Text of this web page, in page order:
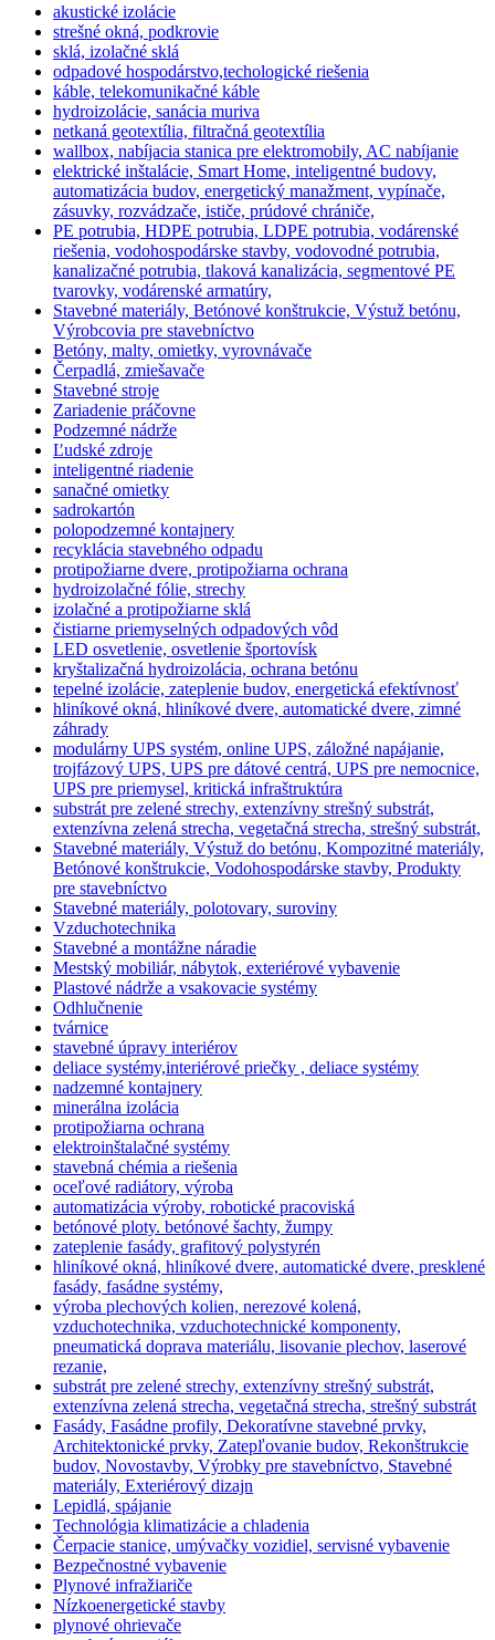
akustické izolácie
strešné okná, podkrovie
sklá, izolačné sklá
odpadové hospodárstvo,techologické riešenia
káble, telekomunikačné káble
hydroizolácie, sanácia muriva
netkaná geotextília, filtračná geotextília
wallbox, nabíjacia stanica pre elektromobily, AC nabíjanie
elektrické inštalácie, Smart Home, inteligentné budovy,
automatizácia budov, energetický manažment, vypínače,
zásuvky, rozvádzače, ističe, prúdové chrániče,
PE potrubia, HDPE potrubia, LDPE potrubia, vodárenské
riešenia, vodohospodárske stavby, vodovodné potrubia,
kanalizačné potrubia, tlaková kanalizácia, segmentové PE
tvarovky, vodárenské armatúry,
Stavebné materiály, Betónové konštrukcie, Výstuž betónu,
Výrobcovia pre stavebníctvo
Betóny, malty, omietky, vyrovnávače
Čerpadlá, zmiešavače
Stavebné stroje
Zariadenie práčovne
Podzemné nádrže
Ľudské zdroje
inteligentné riadenie
sanačné omietky
sadrokartón
polopodzemné kontajnery
recyklácia stavebného odpadu
protipožiarne dvere, protipožiarna ochrana
hydroizolačné fólie, strechy
izolačné a protipožiarne sklá
čistiarne priemyselných odpadových vôd
LED osvetlenie, osvetlenie športovísk
kryštalizačná hydroizolácia, ochrana betónu
tepelné izolácie, zateplenie budov, energetická efektívnosť
hliníkové okná, hliníkové dvere, automatické dvere, zimné
záhrady
modulárny UPS systém, online UPS, záložné napájanie,
trojfázový UPS, UPS pre dátové centrá, UPS pre nemocnice,
UPS pre priemysel, kritická infraštruktúra
substrát pre zelené strechy, extenzívny strešný substrát,
extenzívna zelená strecha, vegetačná strecha, strešný substrát,
Stavebné materiály, Výstuž do betónu, Kompozitné materiály,
Betónové konštrukcie, Vodohospodárske stavby, Produkty
pre stavebníctvo
Stavebné materiály, polotovary, suroviny
Vzduchotechnika
Stavebné a montážne náradie
Mestský mobiliár, nábytok, exteriérové vybavenie
Plastové nádrže a vsakovacie systémy
Odhlučnenie
tvárnice
stavebné úpravy interiérov
deliace systémy,interiérové priečky , deliace systémy
nadzemné kontajnery
minerálna izolácia
protipožiarna ochrana
elektroinštalačné systémy
stavebná chémia a riešenia
oceľové radiátory, výroba
automatizácia výroby, robotické pracoviská
betónové ploty. betónové šachty, žumpy
zateplenie fasády, grafitový polystyrén
hliníkové okná, hliníkové dvere, automatické dvere, presklené
fasády, fasádne systémy,
výroba plechových kolien, nerezové kolená,
vzduchotechnika, vzduchotechnické komponenty,
pneumatická doprava materiálu, lisovanie plechov, laserové
rezanie,
substrát pre zelené strechy, extenzívny strešný substrát,
extenzívna zelená strecha, vegetačná strecha, strešný substrát
Fasády, Fasádne profily, Dekoratívne stavebné prvky,
Architektonické prvky, Zatepľovanie budov, Rekonštrukcie
budov, Novostavby, Výrobky pre stavebníctvo, Stavebné
materiály, Exteriérový dizajn
Lepidlá, spájanie
Technológia klimatizácie a chladenia
Čerpacie stanice, umývačky vozidiel, servisné vybavenie
Bezpečnostné vybavenie
Plynové infražiariče
Nízkoenergetické stavby
plynové ohrievače